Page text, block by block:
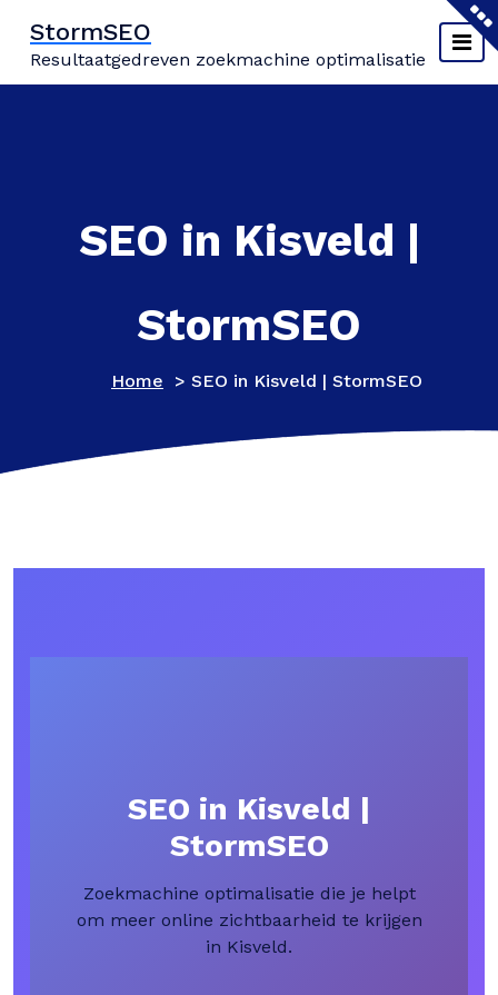
inhoud
springen
StormSEO
Resultaatgedreven zoekmachine optimalisatie
SEO in Kisveld |
StormSEO
Home > SEO in Kisveld | StormSEO
SEO in Kisveld |
StormSEO
Zoekmachine optimalisatie die je helpt
om meer online zichtbaarheid te krijgen
in Kisveld.